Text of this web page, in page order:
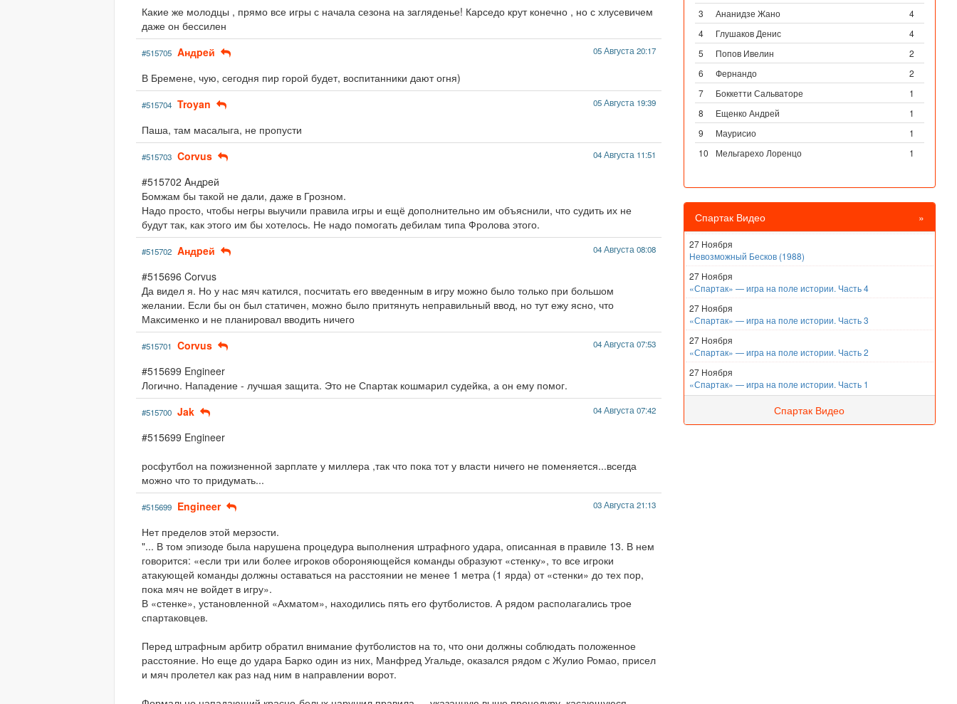
Какие же молодцы , прямо все игры с начала сезона на загляденье! Карседо крут конечно , но с хлусевичем
даже он бессилен
#515705 Aндpeй 05 Августа 20:17
В Бремене, чую, сегодня пир горой будет, воспитанники дают огня)
#515704 Troyan 05 Августа 19:39
Паша, там масалыга, не пропусти
#515703 Corvus 04 Августа 11:51
#515702 Aндpeй
Бомжам бы такой не дали, даже в Грозном.
Надо просто, чтобы негры выучили правила игры и ещё дополнительно им объяснили, что судить их не
будут так, как этого им бы хотелось. Не надо помогать дебилам типа Фролова этого.
#515702 Aндpeй 04 Августа 08:08
#515696 Corvus
Да видел я. Но у нас мяч катился, посчитать его введенным в игру можно было только при большом
желании. Если бы он был статичен, можно было притянуть неправильный ввод, но тут ежу ясно, что
Максименко и не планировал вводить ничего
#515701 Corvus 04 Августа 07:53
#515699 Engineer
Логично. Нападение - лучшая защита. Это не Спартак кошмарил судейка, а он ему помог.
#515700 Jak 04 Августа 07:42
#515699 Engineer
росфутбол на пожизненной зарплате у миллера ,так что пока тот у власти ничего не поменяется...всегда
можно что то придумать...
#515699 Engineer 03 Августа 21:13
Нет пределов этой мерзости.
"... В том эпизоде была нарушена процедура выполнения штрафного удара, описанная в правиле 13. В нем
говорится: «если три или более игроков обороняющейся команды образуют «стенку», то все игроки
атакующей команды должны оставаться на расстоянии не менее 1 метра (1 ярда) от «стенки» до тех пор,
пока мяч не войдет в игру».
В «стенке», установленной «Ахматом», находились пять его футболистов. А рядом располагались трое
спартаковцев.
Перед штрафным арбитр обратил внимание футболистов на то, что они должны соблюдать положенное
расстояние. Но еще до удара Барко один из них, Манфред Угальде, оказался рядом с Жулио Ромао, присел
и мяч пролетел как раз над ним в направлении ворот.
3
Ананидзе Жано
4
4
Глушаков Денис
4
5
Попов Ивелин
2
6
Фернандо
2
7
Боккетти Сальваторе
1
8
Ещенко Андрей
1
9
Маурисио
1
10
Мельгарехо Лоренцо 1
Спартак Видео »
27 Ноября
Невозможный Бесков (1988)
27 Ноября
«Спартак» — игра на поле истории. Часть 4
27 Ноября
«Спартак» — игра на поле истории. Часть 3
27 Ноября
«Спартак» — игра на поле истории. Часть 2
27 Ноября
«Спартак» — игра на поле истории. Часть 1
Спартак Видео